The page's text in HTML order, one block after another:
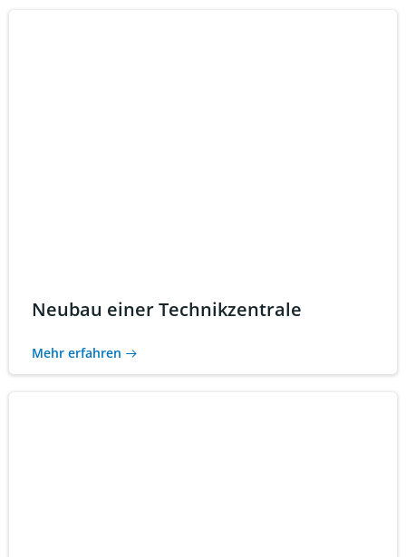
Neubau einer Technikzentrale
Mehr erfahren